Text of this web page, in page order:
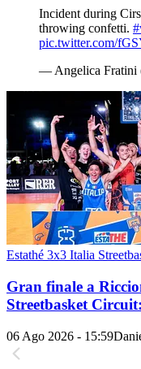
Incident during
throwing confetti.
pic.twitter.com/
— Angelica Fratini
Estathé 3x3 Italia
Gran finale a
Streetbasket
06 Ago 2026 - 15:59